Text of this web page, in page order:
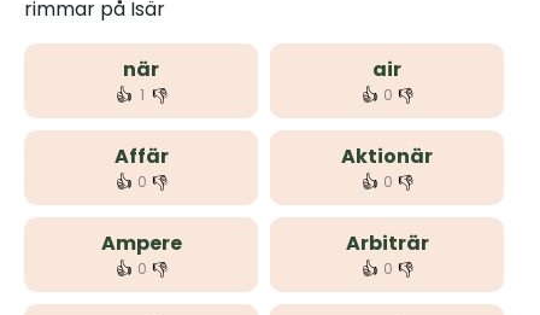
rimmar på Isär
när
👍 1 👎
air
👍 0 👎
Affär
👍 0 👎
Aktionär
👍 0 👎
Ampere
👍 0 👎
Arbiträr
👍 0 👎